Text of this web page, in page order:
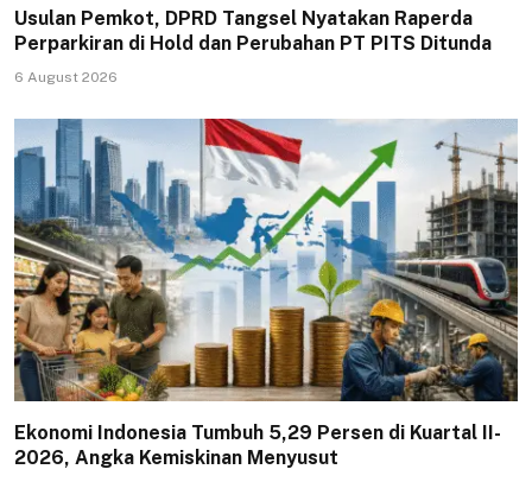
Usulan Pemkot, DPRD Tangsel Nyatakan Raperda
Perparkiran di Hold dan Perubahan PT PITS Ditunda
6 August 2026
Ekonomi Indonesia Tumbuh 5,29 Persen di Kuartal II-
2026, Angka Kemiskinan Menyusut